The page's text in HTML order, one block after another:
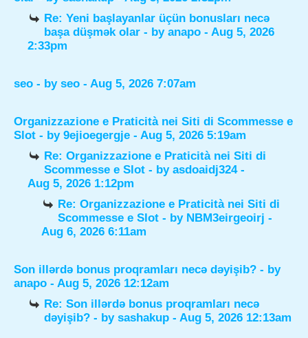
Re: Yeni başlayanlar üçün bonusları necə
başa düşmək olar - byanapo - Aug 5, 2026
2:33pm
seo - by seo - Aug 5, 2026 7:07am
Organizzazione e Praticità nei Siti di Scommesse e
Slot - by 9ejioegergje - Aug 5, 2026 5:19am
Re: Organizzazione e Praticità nei Siti di
Scommesse e Slot - byasdoaidj324-
Aug 5, 2026 1:12pm
Re: Organizzazione e Praticità nei Siti di
Scommesse e Slot - by NBM3eirgeoirj -
Aug 6, 2026 6:11am
Son illərdə bonus proqramları necə dəyişib? - by
anapo - Aug 5, 2026 12:12am
Re: Son illərdə bonus proqramları necə
dəyişib? - bysashakup - Aug 5, 2026 12:13am